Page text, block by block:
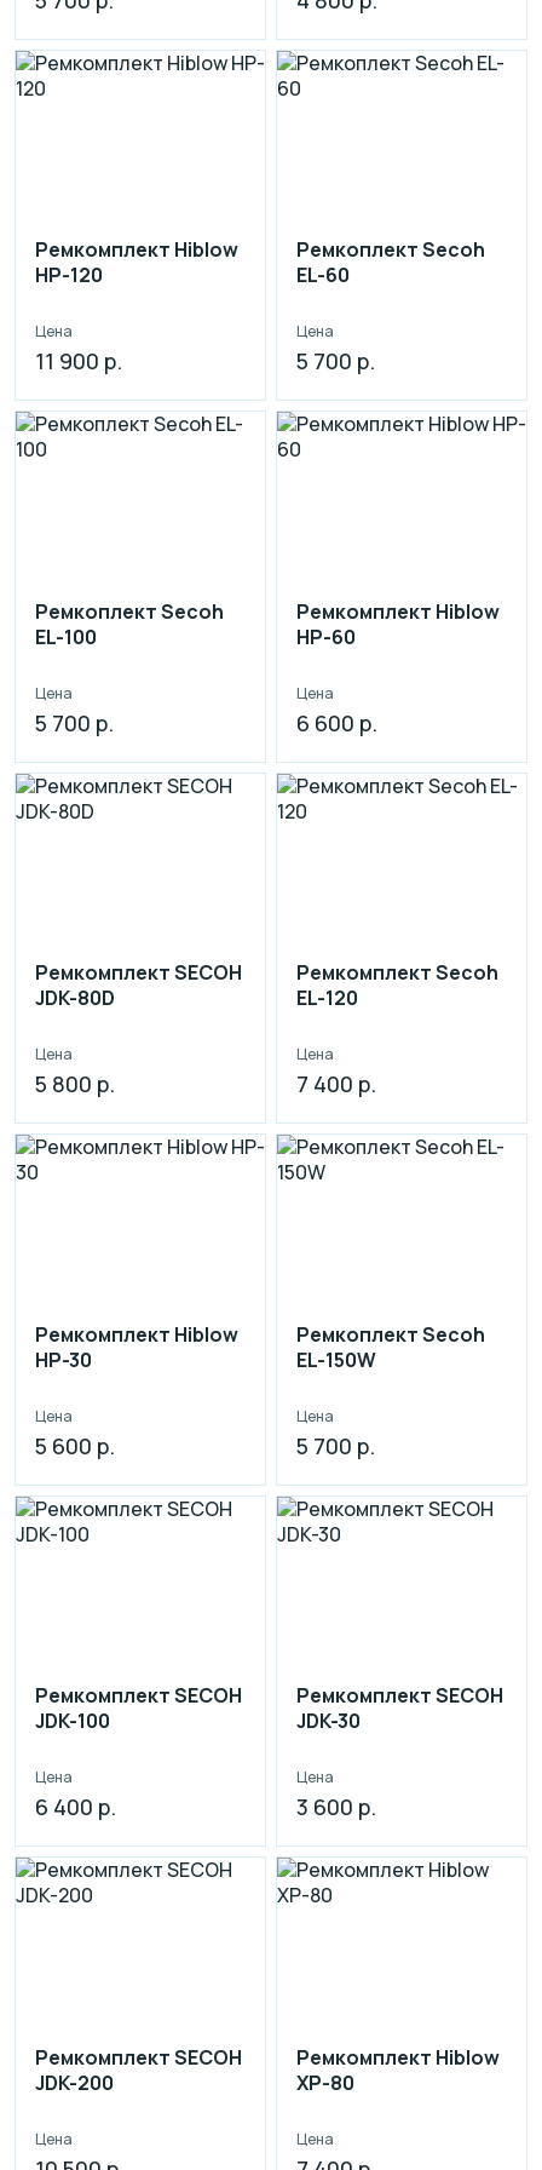
Ремкомплект Hiblow
HP-120
Цена
11 900 р.
Ремкоплект Secoh
EL-60
Цена
5 700 р.
Ремкоплект Secoh
EL-100
Цена
5 700 р.
Ремкомплект Hiblow
HP-60
Цена
6 600 р.
Ремкомплект SECOH
JDK-80D
Цена
5 800 р.
Ремкомплект Secoh
EL-120
Цена
7 400 р.
Ремкомплект Hiblow
HP-30
Цена
5 600 р.
Ремкоплект Secoh
EL-150W
Цена
5 700 р.
Ремкомплект SECOH
JDK-100
Цена
6 400 р.
Ремкомплект SECOH
JDK-30
Цена
3 600 р.
Ремкомплект SECOH
JDK-200
Цена
Ремкомплект Hiblow
ХР-80
Цена